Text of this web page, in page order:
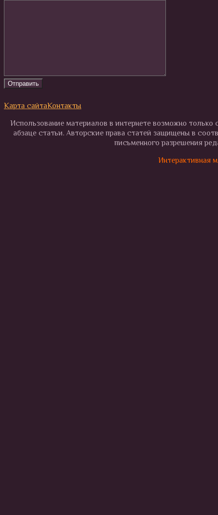
Карта сайтаКонтакты
Использование материалов в интернете возможно
абзаце статьи. Авторские права статей защищены в
письменного разрешения
Интерактивная